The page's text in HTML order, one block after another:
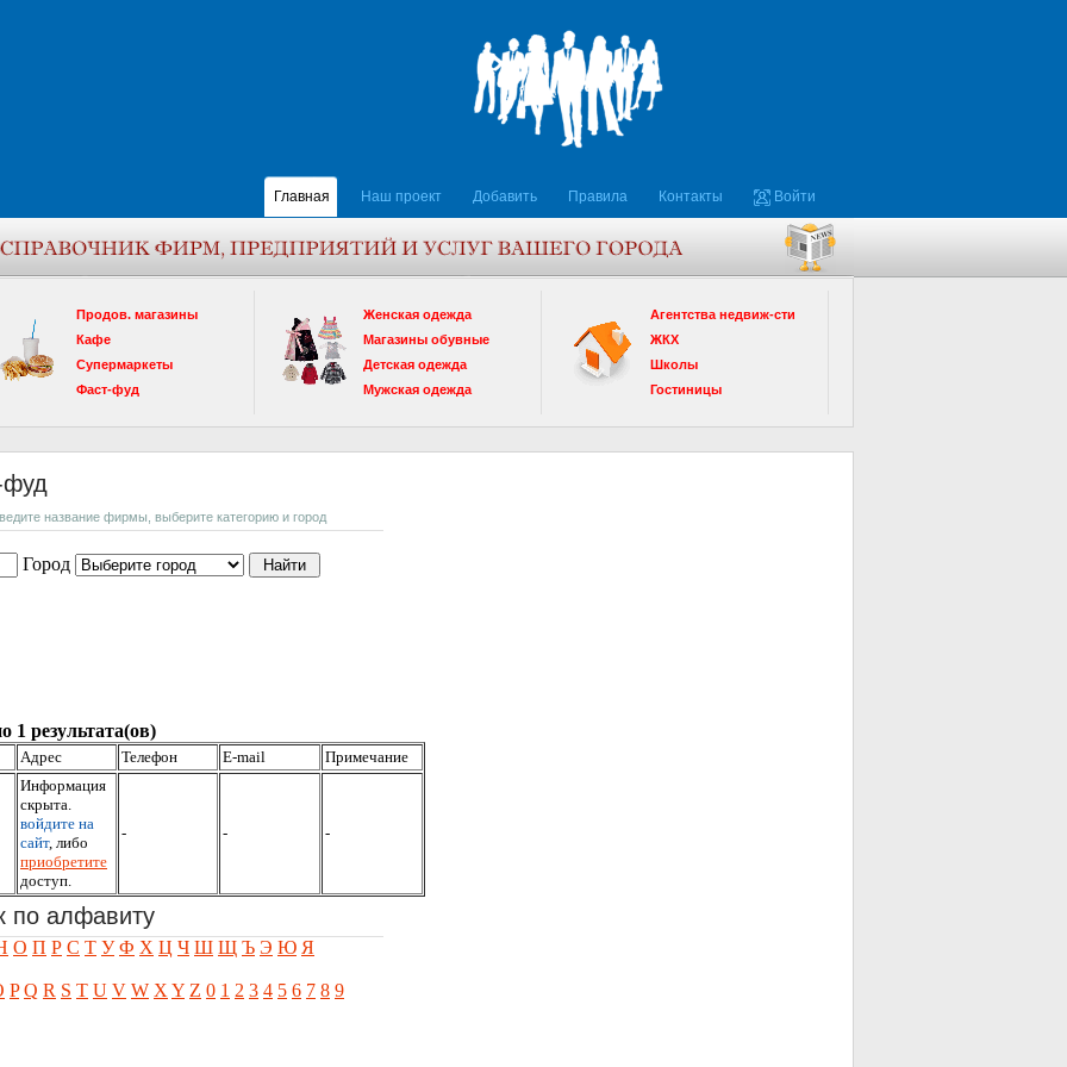
Главная Наш проект Добавить Правила Контакты Войти
Продов. магазины
Кафе
Супермаркеты
Фаст-фуд
Женская одежда
Магазины обувные
Детская одежда
Мужская одежда
Агентства недвиж-сти
ЖКХ
Школы
Гостиницы
фуд
название фирмы, выберите категорию и город
Город
1 результата(ов)
Адрес Телефон E-mail Примечание
Информация
скрыта.
войдите на
сайт, либо
приобретите
доступ.
- - -
по алфавиту
О П Р С Т У Ф Х Ц Ч Ш Щ Ъ Э Ю Я
P Q R S T U V W X Y Z 0 1 2 3 4 5 6 7 8 9